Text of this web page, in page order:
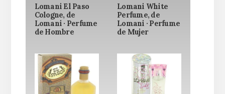
Lomani El Paso
Cologne, de
Lomani · Perfume
de Hombre
Lomani White
Perfume, de
Lomani · Perfume
de Mujer